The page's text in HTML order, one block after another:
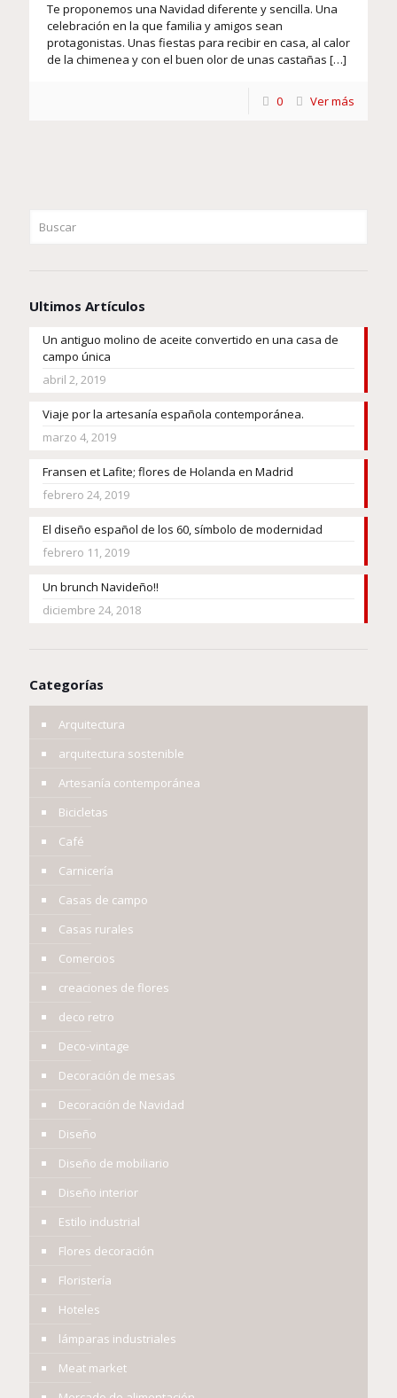
Te proponemos una Navidad diferente y sencilla. Una
celebración en la que familia y amigos sean
protagonistas. Unas fiestas para recibir en casa, al calor
de la chimenea y con el buen olor de unas castañas […]
0 Ver más
Ultimos Artículos
Un antiguo molino de aceite convertido en una casa de
campo única
abril 2, 2019
Viaje por la artesanía española contemporánea.
marzo 4, 2019
Fransen et Lafite; flores de Holanda en Madrid
febrero 24, 2019
El diseño español de los 60, símbolo de modernidad
febrero 11, 2019
Un brunch Navideño!!
diciembre 24, 2018
Categorías
Arquitectura
arquitectura sostenible
Artesanía contemporánea
Bicicletas
Café
Carnicería
Casas de campo
Casas rurales
Comercios
creaciones de flores
deco retro
Deco-vintage
Decoración de mesas
Decoración de Navidad
Diseño
Diseño de mobiliario
Diseño interior
Estilo industrial
Flores decoración
Floristería
Hoteles
lámparas industriales
Meat market